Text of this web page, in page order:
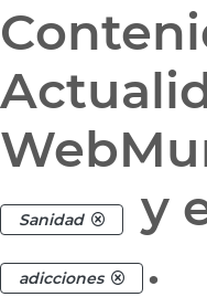
Sanidad y
adicciones .